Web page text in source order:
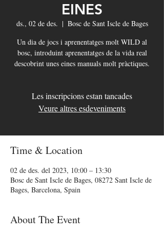
EINES
ds., 02 de des.
  |
Bosc de Sant Iscle de Bages
Un dia de jocs i aprenentatges molt WILD al
bosc, introduint aprenentatges de la vida real
descobrint unes eines manuals molt pràctiques.
Les inscripcions estan tancades
Veure altres esdeveniments
Time & Location
02 de des. del 2023, 10:00 – 13:30
Bosc de Sant Iscle de Bages, 08272 Sant Iscle de
Bages, Barcelona, Spain
About The Event